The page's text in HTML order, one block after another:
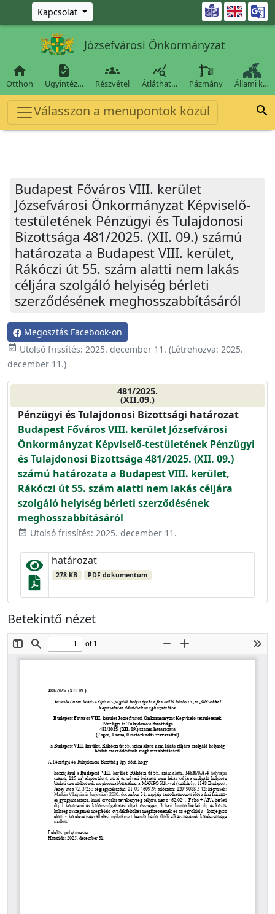
Ugrás a fő tartalomra
Kapcsolat 
Józsefvárosi Önkormányzat

Otthon

Ügyintéz…

Részvétel

Átláthat… Pázmány Állami k…
Válasszon a menüpontok közül 
Budapest Főváros VIII. kerület
Józsefvárosi Önkormányzat Képviselő-
testületének Pénzügyi és Tulajdonosi
Bizottsága 481/2025. (XII. 09.) számú
határozata a Budapest VIII. kerület,
Rákóczi út 55. szám alatti nem lakás
céljára szolgáló helyiség bérleti
szerződésének meghosszabbításáról
Megosztás Facebook-on
event_available Utolsó frissítés: 2025. december 11. (Létrehozva: 2025.
december 11.)
481/2025.
(XII.09.)
Pénzügyi és Tulajdonosi Bizottsági határozat
Budapest Főváros VIII. kerület Józsefvárosi
Önkormányzat Képviselő-testületének Pénzügyi
és Tulajdonosi Bizottsága 481/2025. (XII. 09.)
számú határozata a Budapest VIII. kerület,
Rákóczi út 55. szám alatti nem lakás céljára
szolgáló helyiség bérleti szerződésének
meghosszabbításáról
event_available Utolsó frissítés: 2025. december 11.
határozat
278 KB PDF dokumentum
Betekintő nézet